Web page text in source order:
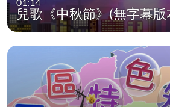
01:14
兒歌《中秋節》(無字幕版